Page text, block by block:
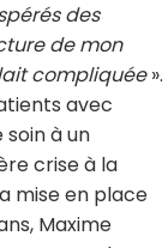
des
de mon
compliquée».
avec
à un
crise à la
mise en place
Maxime